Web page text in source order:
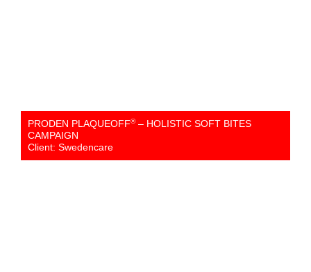
PRODEN PLAQUEOFF®– HOLISTIC SOFT BITES
CAMPAIGN
Client: Swedencare